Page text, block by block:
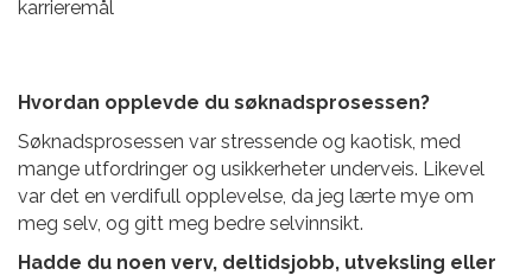
karrieremål
Hvordan opplevde du søknadsprosessen?
Søknadsprosessen var stressende og kaotisk, med
mange utfordringer og usikkerheter underveis. Likevel
var det en verdifull opplevelse, da jeg lærte mye om
meg selv, og gitt meg bedre selvinnsikt.
Hadde du noen verv, deltidsjobb, utveksling eller